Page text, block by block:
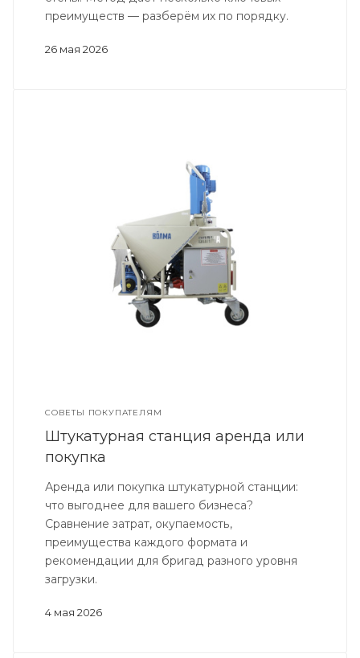
26 мая 2026
преимуществ — разберём их по порядку.
СОВЕТЫ ПОКУПАТЕЛЯМ
4 мая 2026
Штукатурная станция аренда или
покупка
Аренда или покупка штукатурной станции:
что выгоднее для вашего бизнеса?
Сравнение затрат, окупаемость,
преимущества каждого формата и
рекомендации для бригад разного уровня
загрузки.